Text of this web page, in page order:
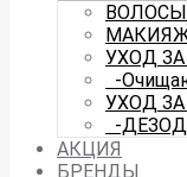
ВОЛОСЫ
УХОД
-
УХОД
-
АКЦИЯ
БРЕНДЫ